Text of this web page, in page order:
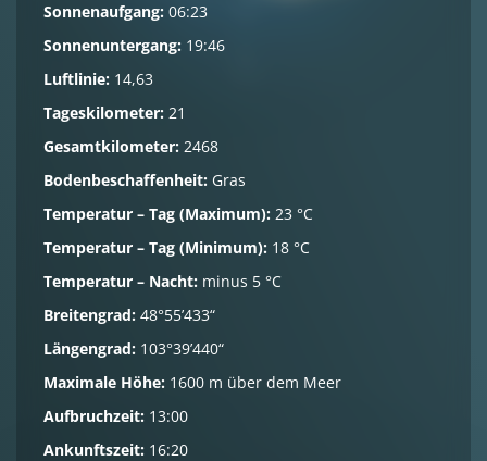
Sonnenaufgang: 06:23
Sonnenuntergang: 19:46
Luftlinie: 14,63
Tageskilometer: 21
Gesamtkilometer: 2468
Bodenbeschaffenheit: Gras
Temperatur – Tag (Maximum): 23 °C
Temperatur – Tag (Minimum): 18 °C
Temperatur – Nacht: minus 5 °C
Breitengrad: 48°55’433“
Längengrad: 103°39’440“
Maximale Höhe: 1600 m über dem Meer
Aufbruchzeit: 13:00
Ankunftszeit: 16:20